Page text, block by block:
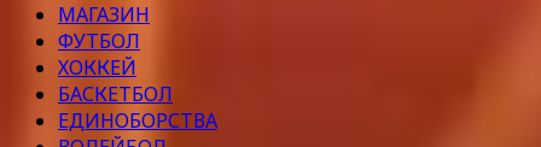
МАГАЗИН
ФУТБОЛ
ХОККЕЙ
БАСКЕТБОЛ
ЕДИНОБОРСТВА